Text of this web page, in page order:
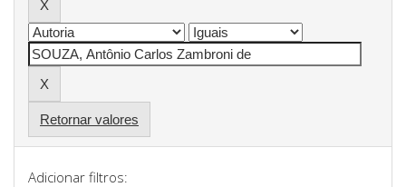
Retornar valores
Adicionar filtros: